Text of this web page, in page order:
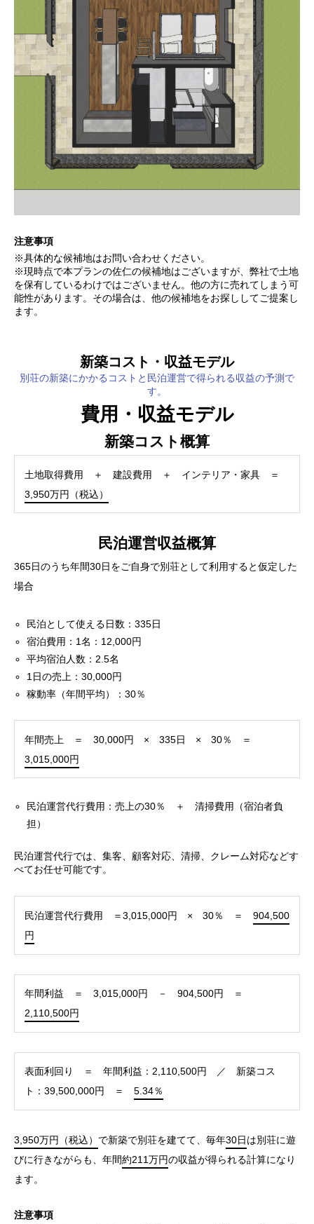
注意事項
※具体的な候補地はお問い合わせください。
※現時点で本プランの佐仁の候補地はございますが、弊社で土地
を保有しているわけではございません。他の方に売れてしまう可
能性があります。その場合は、他の候補地をお探ししてご提案し
ます。
新築コスト・収益モデル
別荘の新築にかかるコストと民泊運営で得られる収益の予測で
す。
費用・収益モデル
新築コスト概算
土地取得費用 ＋ 建設費用 ＋ インテリア・家具 ＝
3,950万円（税込）
民泊運営収益概算
365日のうち年間30日をご自身で別荘として利用すると仮定した
場合
民泊として使える日数：335日
宿泊費用：1名：12,000円
平均宿泊人数：2.5名
1日の売上：30,000円
稼動率（年間平均）：30％
年間売上 ＝ 30,000円 × 335日 × 30％ ＝
3,015,000円
民泊運営代行費用：売上の30％ ＋ 清掃費用（宿泊者負
担）
民泊運営代行では、集客、顧客対応、清掃、クレーム対応などす
べてお任せ可能です。
民泊運営代行費用 ＝3,015,000円 × 30％ ＝ 904,500
円
年間利益 ＝ 3,015,000円 － 904,500円 ＝
2,110,500円
表面利回り ＝ 年間利益：2,110,500円 ／ 新築コス
ト：39,500,000円 ＝ 5.34％
3,950万円（税込） で新築で別荘を建てて、毎年30日は別荘に遊
びに行きながらも、年間約211万円の収益が得られる計算になり
ます。
注意事項